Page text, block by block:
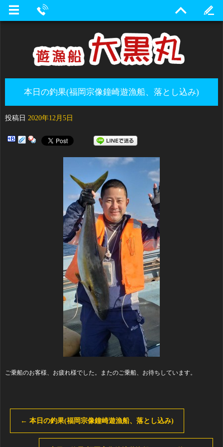
本日の釣果(福岡宗像鐘崎遊漁船、落とし込み)
投稿日 2020年12月5日
ご乗船のお客様、お疲れ様でした。またのご乗船、お待ちしています。
← 本日の釣果(福岡宗像鐘崎遊漁船、落とし込み)